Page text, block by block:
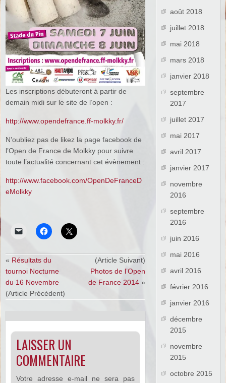
Les inscriptions débuteront à partir de
demain midi sur le site de l’open :
http://www.opendefrance.ff-molkky.fr/
N’oubliez pas de likez la page facebook de
l’Open de France de Molkky pour suivre
toute l’actualité concernant cet évènement :
http://www.facebook.com/OpenDeFranceD
eMolkky
« Résultats du
tournoi Nocturne
du 16 Novembre
(Article Précédent)
(Article Suivant)
Photos de l’Open
de France 2014»
LAISSER UN
COMMENTAIRE
Votre adresse e-mail ne sera pas
août 2018
juillet 2018
mai 2018
mars 2018
janvier 2018
septembre
2017
juillet 2017
mai 2017
avril 2017
janvier 2017
novembre
2016
septembre
2016
juin 2016
mai 2016
avril 2016
février 2016
janvier 2016
décembre
2015
novembre
2015
octobre 2015